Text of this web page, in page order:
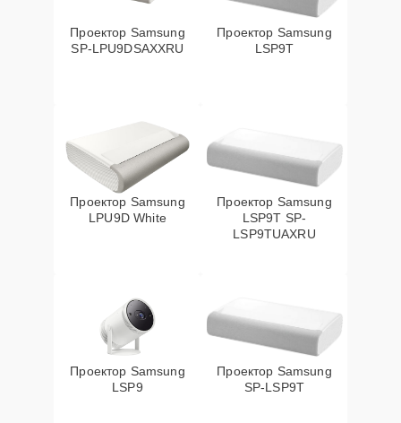
Проектор Samsung
SP-LPU9DSAXXRU
Проектор Samsung
LSP9T
Проектор Samsung
LPU9D White
Проектор Samsung
LSP9T SP-
LSP9TUAXRU
Проектор Samsung
LSP9
Проектор Samsung
SP-LSP9T